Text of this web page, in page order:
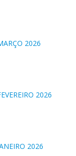
2026
2026
2026